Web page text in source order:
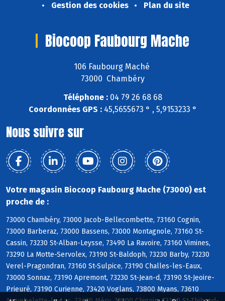
Gestion des cookies
Plan du site
Biocoop Faubourg Mache
106 Faubourg Maché
73000 Chambéry
Téléphone :04 79 26 68 68
Coordonnées GPS :45,5655673 ° , 5,9153233 °
Nous suivre sur
Votre magasin Biocoop Faubourg Mache (73000) est
proche de :
73000 Chambéry, 73000 Jacob-Bellecombette, 73160 Cognin,
73000 Barberaz, 73000 Bassens, 73000 Montagnole, 73160 St-
Cassin, 73230 St-Alban-Leysse, 73490 La Ravoire, 73160 Vimines,
73290 La Motte-Servolex, 73190 St-Baldoph, 73230 Barby, 73230
Verel-Pragondran, 73160 St-Sulpice, 73190 Challes-les-Eaux,
73000 Sonnaz, 73190 Apremont, 73230 St-Jean-d, 73190 St-Jeoire-
Prieuré, 73190 Curienne, 73420 Voglans, 73800 Myans, 73610